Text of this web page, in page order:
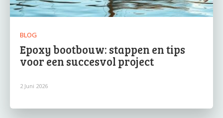
BLOG
Epoxy bootbouw: stappen en tips
voor een succesvol project
2 Juni 2026